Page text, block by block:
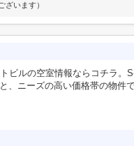
ざいます）
ビルの空室情報ならコチラ。
、ニーズの高い価格帯の物件